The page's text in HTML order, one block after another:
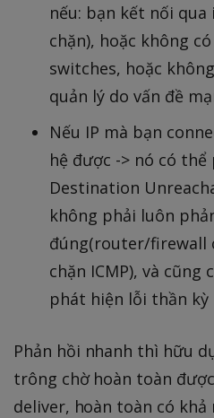
nếu: bạn kết nối
chặn), hoặc không
switches, hoặc
quản lý do vấn đề
Nếu IP mà bạn
hệ được -> nó có thể
Destination
không phải luôn
đúng(router/firewall
chặn ICMP), và cũng
phát hiện lỗi thần kỳ
Phản hồi nhanh thì hữu
trông chờ hoàn toàn
deliver, hoàn toàn có